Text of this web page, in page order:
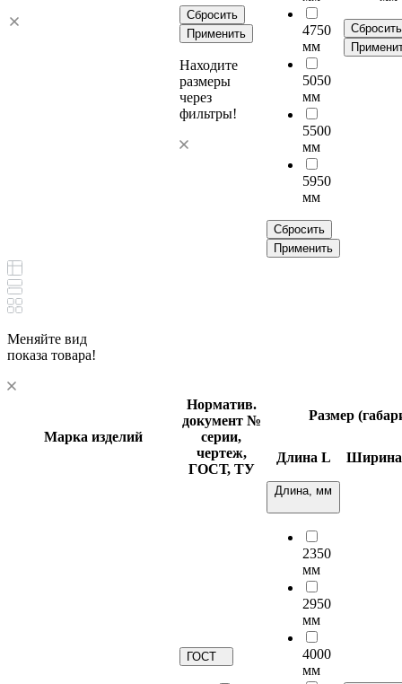
Сбросить
Применить
Находите
размеры
через
фильтры!
4750
мм
5050
мм
5500
мм
5950
мм
Сбросить
Применить
Сбросить
Меняйте вид
показа товара!
Марка изделий
Норматив.
документ №
серии,
чертеж,
ГОСТ, ТУ
Размер
Длина L
ГОСТ
Длина, мм
2350
мм
2950
мм
4000
мм